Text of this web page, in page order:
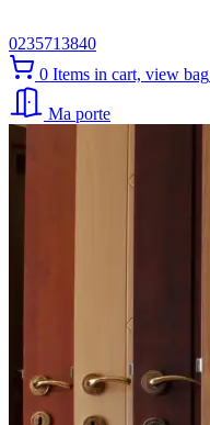
0235713840
0 Items in cart, view bag
Ma porte